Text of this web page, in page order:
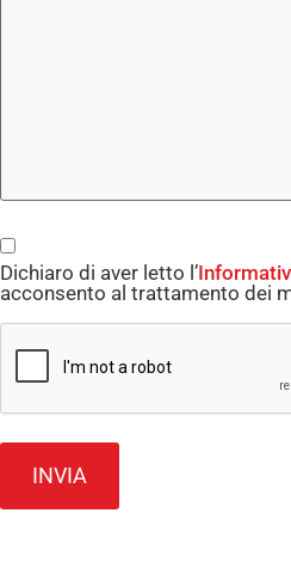
Consent
*
Dichiaro di aver letto l’
acconsento al trattamento dei
CAPTCHA